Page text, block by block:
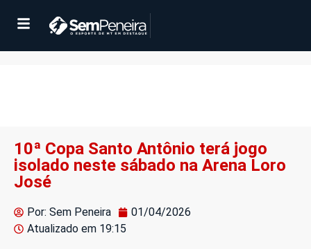
10ª Copa Santo Antônio terá jogo
isolado neste sábado na Arena Loro
José
Por: Sem Peneira
01/04/2026
Atualizado em 19:15